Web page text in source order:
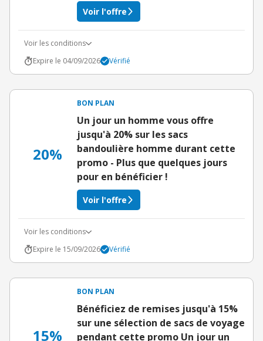
Voir l'offre
Voir les conditions
Expire le 04/09/2026
Vérifié
20%
BON PLAN
Un jour un homme vous offre
jusqu'à 20% sur les sacs
bandoulière homme durant cette
promo - Plus que quelques jours
pour en bénéficier !
Voir l'offre
Voir les conditions
Expire le 15/09/2026
Vérifié
15%
BON PLAN
Bénéficiez de remises jusqu'à 15%
sur une sélection de sacs de voyage
pendant cette promo Un jour un